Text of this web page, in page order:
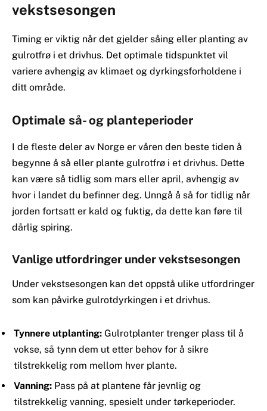
vekstsesongen
Timing er viktig når det gjelder såing eller planting av
gulrotfrø i et drivhus. Det optimale tidspunktet vil
variere avhengig av klimaet og dyrkingsforholdene i
ditt område.
Optimale så- og planteperioder
I de fleste deler av Norge er våren den beste tiden å
begynne å så eller plante gulrotfrø i et drivhus. Dette
kan være så tidlig som mars eller april, avhengig av
hvor i landet du befinner deg. Unngå å så for tidlig når
jorden fortsatt er kald og fuktig, da dette kan føre til
dårlig spiring.
Vanlige utfordringer under vekstsesongen
Under vekstsesongen kan det oppstå ulike utfordringer
som kan påvirke gulrotdyrkingen i et drivhus.
Tynnere utplanting: Gulrotplanter trenger plass til å
vokse, så tynn dem ut etter behov for å sikre
tilstrekkelig rom mellom hver plante.
Vanning: Pass på at plantene får jevnlig og
tilstrekkelig vanning, spesielt under tørkeperioder.